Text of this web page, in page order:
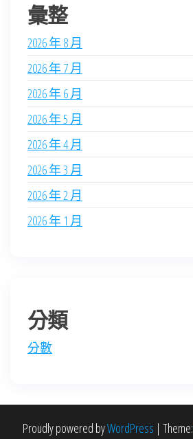
彙整
2026 年 8 月
2026 年 7 月
2026 年 6 月
2026 年 5 月
2026 年 4 月
2026 年 3 月
2026 年 2 月
2026 年 1 月
分類
分數
Proudly powered byWordPress | Theme: